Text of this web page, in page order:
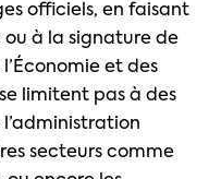
officiels, en faisant
à la signature de
et des
limitent pas à des
secteurs comme